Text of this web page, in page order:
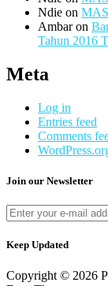
Ndie on
Ambaron
Tahun 2016
Meta
Log in
Entries feed
Comments
Join our Newsletter
Keep Updated
Copyright © 2026